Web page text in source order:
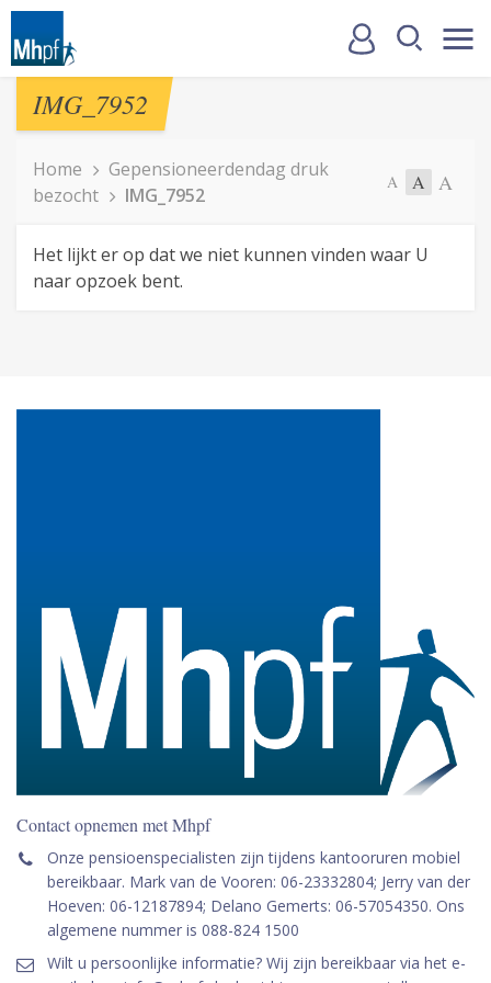
IMG_7952
Home
Gepensioneerdendag druk
bezocht
IMG_7952
A A A
Het lijkt er op dat we niet kunnen vinden waar U
naar opzoek bent.
Contact opnemen met Mhpf
Onze pensioenspecialisten zijn tijdens kantooruren mobiel
bereikbaar. Mark van de Vooren: 06-23332804; Jerry van der
Hoeven: 06-12187894; Delano Gemerts: 06-57054350. Ons
algemene nummer is 088-824 1500
Wilt u persoonlijke informatie? Wij zijn bereikbaar via het e-